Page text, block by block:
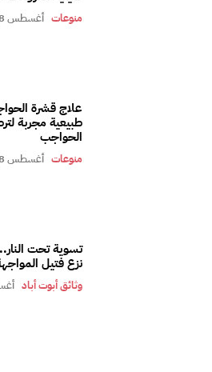
منوعات أغسطس 8, 2026
طبيعية مجربة
الحواجب
منوعات أغسطس 8, 2026
تسوية تحت
نزع فتيل
وثائق أبوت أباد